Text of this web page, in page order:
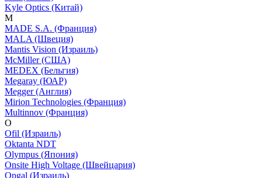
Kyle Optics (Китай)
M
MADE S.A. (Франция)
MALA (Швеция)
Mantis Vision (Израиль)
McMiller (США)
MEDEX (Бельгия)
Megaray (ЮАР)
Megger (Англия)
Mirion Technologies (Франция)
Multinnov (Франция)
O
Ofil (Израиль)
Oktanta NDT
Olympus (Япония)
Onsite High Voltage (Швейцария)
Opgal (Израиль)